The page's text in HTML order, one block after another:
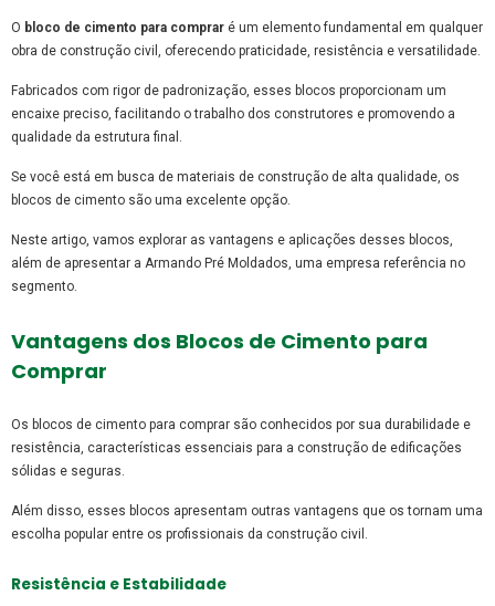
O bloco de cimento para comprar é um elemento fundamental em qualquer
obra de construção civil, oferecendo praticidade, resistência e versatilidade.
Fabricados com rigor de padronização, esses blocos proporcionam um
encaixe preciso, facilitando o trabalho dos construtores e promovendo a
qualidade da estrutura final.
Se você está em busca de materiais de construção de alta qualidade, os
blocos de cimento são uma excelente opção.
Neste artigo, vamos explorar as vantagens e aplicações desses blocos,
além de apresentar a Armando Pré Moldados, uma empresa referência no
segmento.
Vantagens dos Blocos de Cimento para
Comprar
Os blocos de cimento para comprar são conhecidos por sua durabilidade e
resistência, características essenciais para a construção de edificações
sólidas e seguras.
Além disso, esses blocos apresentam outras vantagens que os tornam uma
escolha popular entre os profissionais da construção civil.
Resistência e Estabilidade